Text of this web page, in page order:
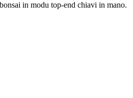
in modu top-end chiavi in ​​mano.